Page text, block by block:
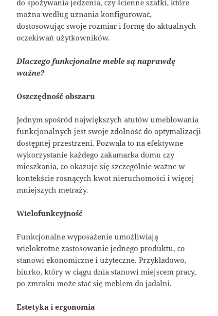
do spożywania jedzenia, czy ścienne szafki, które
można według uznania konfigurować,
dostosowując swoje rozmiar i formę do aktualnych
oczekiwań użytkowników.
Dlaczego funkcjonalne meble są naprawdę
ważne?
Oszczędność obszaru
Jednym spośród największych atutów umeblowania
funkcjonalnych jest swoje zdolność do optymalizacji
dostępnej przestrzeni. Pozwala to na efektywne
wykorzystanie każdego zakamarka domu czy
mieszkania, co okazuje się szczególnie ważne w
kontekście rosnących kwot nieruchomości i więcej
mniejszych metraży.
Wielofunkcyjność
Funkcjonalne wyposażenie umożliwiają
wielokrotne zastosowanie jednego produktu, co
stanowi ekonomiczne i użyteczne. Przykładowo,
biurko, który w ciągu dnia stanowi miejscem pracy,
po zmroku może stać się meblem do jadalni.
Estetyka i ergonomia